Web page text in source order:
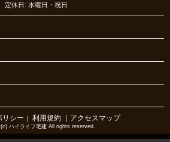
定休日: 水曜日・祝日
リシー ｜ 利用規約 ｜アクセスマップ
ハイライフ宅建 All rights reserved.